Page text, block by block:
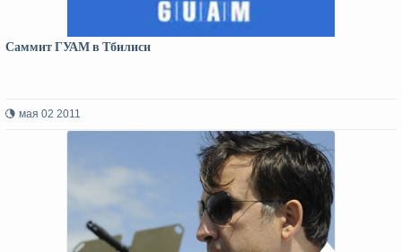
Саммит ГУАМ в Тбилиси
мая 02 2011